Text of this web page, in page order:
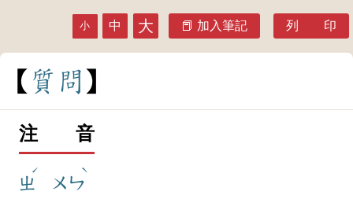
小 中 大 加入筆記 列 印
質 問
注 音
ㄓ
ˊ
ㄨㄣ
ˋ